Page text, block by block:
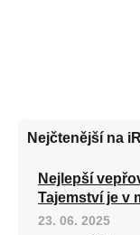
Nejčtenější na
Nejlepší
Tajemství je v
23. 06. 2025